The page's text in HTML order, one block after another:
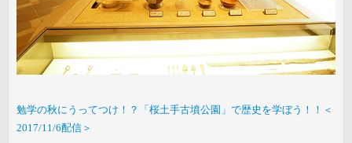
勉学の秋にうってつけ！？「桜土手古墳公園」で歴史を学ぼう！！＜
2017/11/6配信＞